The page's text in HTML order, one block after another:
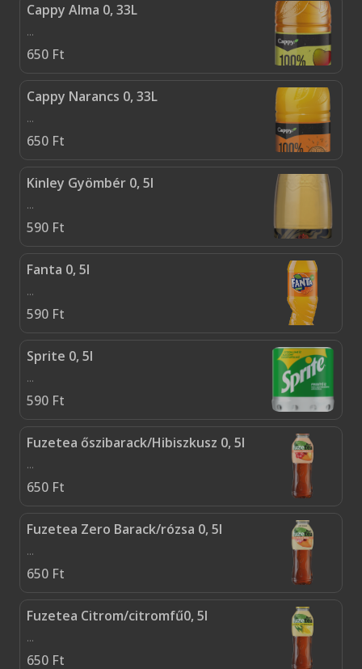
Cappy Alma 0, 33L
...
650 Ft
Cappy Narancs 0, 33L
...
650 Ft
Kinley Gyömbér 0, 5l
...
590 Ft
Fanta 0, 5l
...
590 Ft
Sprite 0, 5l
...
590 Ft
Fuzetea őszibarack/Hibiszkusz 0, 5l
...
650 Ft
Fuzetea Zero Barack/rózsa 0, 5l
...
650 Ft
Fuzetea Citrom/citromfű0, 5l
...
650 Ft